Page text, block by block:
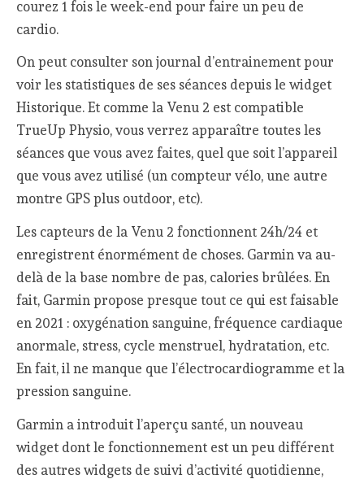
courez 1 fois le week-end pour faire un peu de
cardio.
On peut consulter son journal d’entrainement pour
voir les statistiques de ses séances depuis le widget
Historique. Et comme la Venu 2 est compatible
TrueUp Physio, vous verrez apparaître toutes les
séances que vous avez faites, quel que soit l’appareil
que vous avez utilisé (un compteur vélo, une autre
montre GPS plus outdoor, etc).
Les capteurs de la Venu 2 fonctionnent 24h/24 et
enregistrent énormément de choses. Garmin va au-
delà de la base nombre de pas, calories brûlées. En
fait, Garmin propose presque tout ce qui est faisable
en 2021 : oxygénation sanguine, fréquence cardiaque
anormale, stress, cycle menstruel, hydratation, etc.
En fait, il ne manque que l’électrocardiogramme et la
pression sanguine.
Garmin a introduit l’aperçu santé, un nouveau
widget dont le fonctionnement est un peu différent
des autres widgets de suivi d’activité quotidienne,